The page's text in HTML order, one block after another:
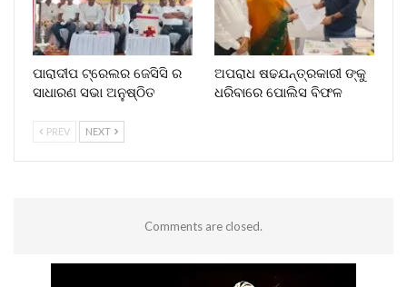
ପାରାଦୀପ ଟ୍ରେଲର ଜେସିସି ର
ସାଧାରଣ ସଭା ଅନୁଷ୍ଠିତ
ଅପରାଧ ଷଢଯନ୍ତ୍ରକାରୀ ଙ୍କୁ
ଧରିବାରେ ପୋଲିସ ବିଫଳ
PREV NEXT
Comments are closed.